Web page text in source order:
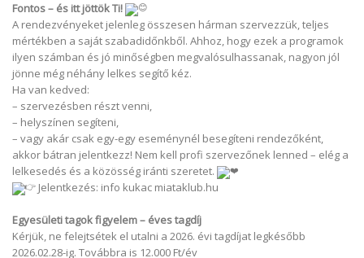
Fontos – és itt jöttök Ti!
A rendezvényeket jelenleg összesen hárman szervezzük, teljes
mértékben a saját szabadidőnkből. Ahhoz, hogy ezek a programok
ilyen számban és jó minőségben megvalósulhassanak, nagyon jól
jönne még néhány lelkes segítő kéz.
Ha van kedved:
– szervezésben részt venni,
– helyszínen segíteni,
– vagy akár csak egy-egy eseménynél besegíteni rendezőként,
akkor bátran jelentkezz! Nem kell profi szervezőnek lenned – elég a
lelkesedés és a közösség iránti szeretet.
Jelentkezés: info kukac miataklub.hu
Egyesületi tagok figyelem – éves tagdíj
Kérjük, ne felejtsétek el utalni a 2026. évi tagdíjat legkésőbb
2026.02.28-ig. Továbbra is 12.000 Ft/év